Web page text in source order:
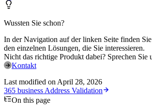
Wussten Sie schon?
In der Navigation auf der linken Seite finden
den einzelnen Lösungen, die Sie interessieren.
Nicht das richtige Produkt dabei? Sprechen Sie
Kontakt
Last modified on April 28, 2026
365 business Address Validation
On this page